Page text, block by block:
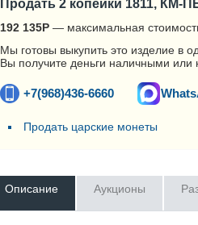
Продать 2 копейки 1811, КМ-
192 135Р — максимальная
Мы готовы выкупить это изделие в
Вы получите деньги наличными или
+7(968)436-6660
Продать царские монеты
Описание Аукционы